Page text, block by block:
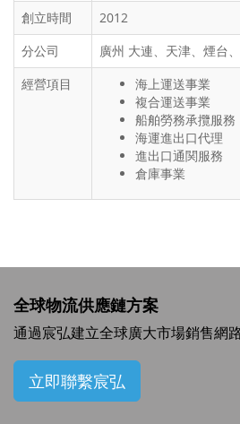
創立時間
2012
分公司
廣州 大連、天津、煙台
經營項目
海上運送事業
複合運送事業
船舶勞務承攬服務
海運進出口代理
進出口通関服務
倉庫事業
全球物流供應鏈方案
通過宸弘建立全球廣大市場銷售網
立即聯繫宸弘